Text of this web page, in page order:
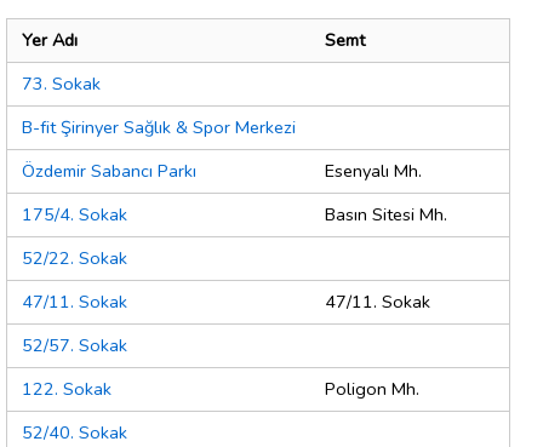
Yer Adı
Semt
73. Sokak
B-fit Şirinyer Sağlık & Spor Merkezi
Özdemir Sabancı Parkı
Esenyalı Mh.
175/4. Sokak
Basın Sitesi Mh.
52/22. Sokak
47/11. Sokak
47/11. Sokak
52/57. Sokak
122. Sokak
Poligon Mh.
52/40. Sokak